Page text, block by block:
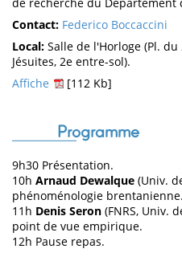
Contact: Federico Boccaccini
Local: Salle de l'Horloge (Pl.
Jésuites, 2e entre-sol).
Affiche
[112 Kb]
Programme
9h30 Présentation.
10h Arnaud Dewalque (Univ.
phénoménologie brentanienne.
11h Denis Seron (FNRS, Univ.
point de vue empirique.
12h Pause repas.